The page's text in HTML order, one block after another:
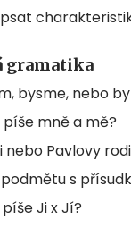
gramatika
bysme, nebo
píše mně a mě?
nebo Pavlovy
s
Ji x Jí?